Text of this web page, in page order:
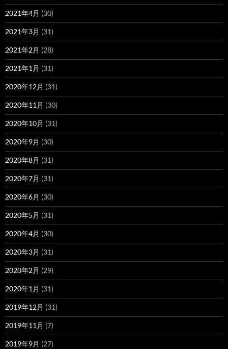
2021年4月 (30)
2021年3月 (31)
2021年2月 (28)
2021年1月 (31)
2020年12月 (31)
2020年11月 (30)
2020年10月 (31)
2020年9月 (30)
2020年8月 (31)
2020年7月 (31)
2020年6月 (30)
2020年5月 (31)
2020年4月 (30)
2020年3月 (31)
2020年2月 (29)
2020年1月 (31)
2019年12月 (31)
2019年11月 (7)
2019年9月 (27)